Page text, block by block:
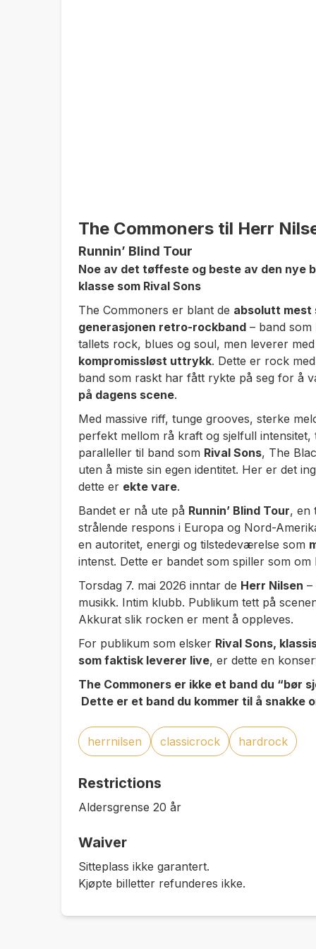
The Commoners til Herr
Runnin’ Blind Tour
Noe av det tøffeste og beste av den nye
klasse som Rival Sons
The Commoners er blant de absolutt mest
generasjonen retro-rockband – band
tallets rock, blues og soul, men leverer
kompromissløst uttrykk. Dette er rock
band som raskt har fått rykte på seg for å
på dagens scene.
Med massive riff, tunge grooves, sterke
perfekt mellom rå kraft og sjelfull
paralleller til band som Rival Sons, The
uten å miste sin egen identitet. Her er det
dette er ekte vare.
Bandet er nå ute på Runnin’ Blind Tour, en
strålende respons i Europa og Nord-
en autoritet, energi og tilstedeværelse som
intenst. Dette er bandet som spiller som
Torsdag 7. mai 2026 inntar de Herr Nilsen
musikk. Intim klubb. Publikum tett på
Akkurat slik rocken er ment å oppleves.
For publikum som elsker Rival Sons,
som faktisk leverer live, er dette en
The Commoners er ikke et band du “bør
Dette er et band du kommer til å snakke
herrnilsen classicrock hardrock
Restrictions
Aldersgrense 20 år
Waiver
Sitteplass ikke garantert.
Kjøpte billetter refunderes ikke.